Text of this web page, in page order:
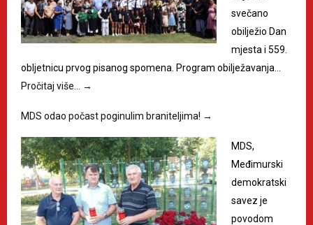
svečano
obilježio Dan
mjesta i 559.
obljetnicu prvog pisanog spomena. Program obilježavanja…
Pročitaj više…
→
MDS odao počast poginulim braniteljima! →
MDS,
Međimurski
demokratski
savez je
povodom